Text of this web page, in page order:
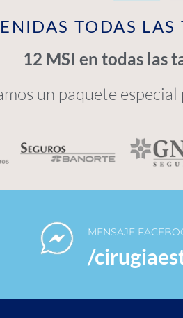
TODAS LAS
12 MSI en todas las
un paquete
MENSAJE
/